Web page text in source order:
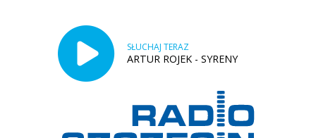
SŁUCHAJ TERAZ
ARTUR ROJEK - SYRENY